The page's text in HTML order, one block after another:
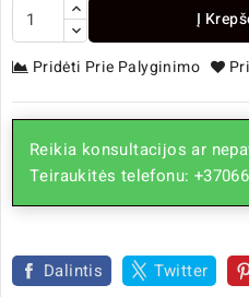
Į
Pridėti Prie Palyginimo
Reikia konsultacijos ar
Teiraukitės telefonu:
Dalintis Twitter